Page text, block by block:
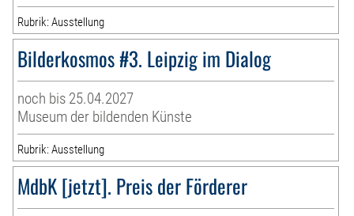
Rubrik: Ausstellung
Bilderkosmos #3. Leipzig im Dialog
noch bis 25.04.2027
Museum der bildenden Künste
Rubrik: Ausstellung
MdbK [jetzt]. Preis der Förderer